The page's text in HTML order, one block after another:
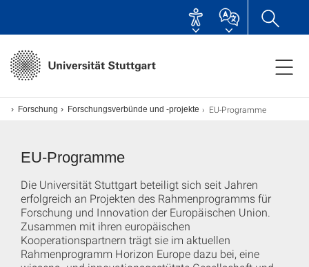
Forschung Forschungsverbünde und -projekte EU-Programme
EU-Programme
Die Universität Stuttgart beteiligt sich seit Jahren
erfolgreich an Projekten des Rahmenprogramms für
Forschung und Innovation der Europäischen Union.
Zusammen mit ihren europäischen
Kooperationspartnern trägt sie im aktuellen
Rahmenprogramm Horizon Europe dazu bei, eine